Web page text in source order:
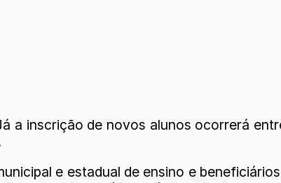
a inscrição de novos alunos ocorrerá
e estadual de ensino e